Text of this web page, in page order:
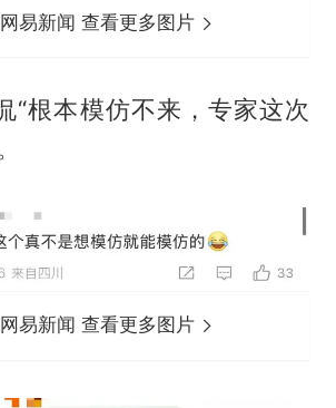
易新闻 查看更多图片
“根本模仿不来，专家这次
易新闻 查看更多图片